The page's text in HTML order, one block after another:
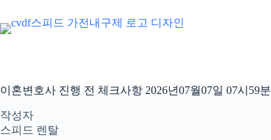
문
으
뛰
기
이혼변호사 진행 전 체크사항 2026년07월07일 07시59분
작성자
스피드 렌탈